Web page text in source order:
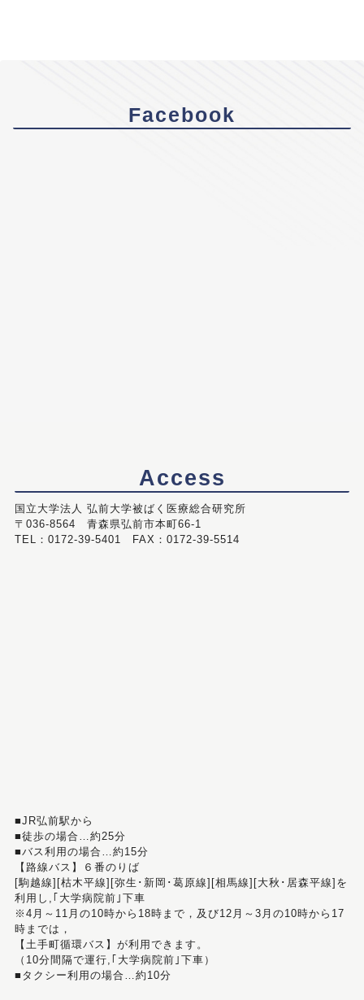
Facebook
Access
国立大学法人 弘前大学被ばく医療総合研究所
〒036-8564 青森県弘前市本町66-1
TEL：0172-39-5401 FAX：0172-39-5514
■JR弘前駅から
■徒歩の場合…約25分
■バス利用の場合…約15分
【路線バス】６番のりば
[駒越線][枯木平線][弥生･新岡･葛原線][相馬線][大秋･居森平線]を
利用し,｢大学病院前｣下車
※4月～11月の10時から18時まで，及び12月～3月の10時から17
時までは，
【土手町循環バス】が利用できます。
（10分間隔で運行,｢大学病院前｣下車）
■タクシー利用の場合…約10分